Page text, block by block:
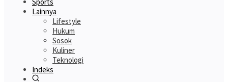
Lainnya
Lifestyle
Hukum
Sosok
Kuliner
Teknologi
Indeks